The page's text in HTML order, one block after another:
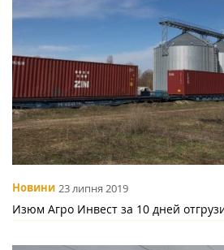
Новини 23 липня 2019
Изюм Агро Инвест за 10 дней